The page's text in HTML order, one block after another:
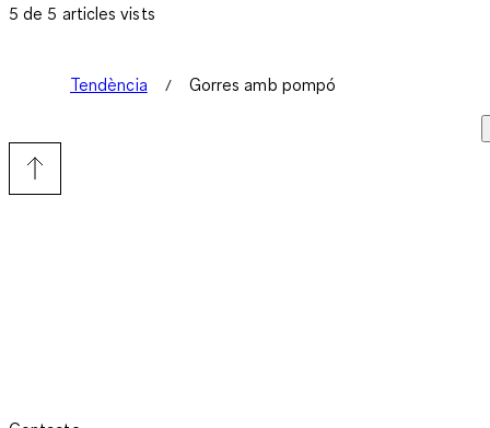
5 de 5 articles vists
Tendència Gorres amb pompó